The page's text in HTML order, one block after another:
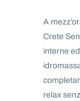
A
Crete
interne
relax